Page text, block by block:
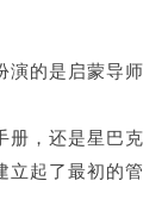
演的是启蒙导师
册，还是星巴克
立起了最初的管